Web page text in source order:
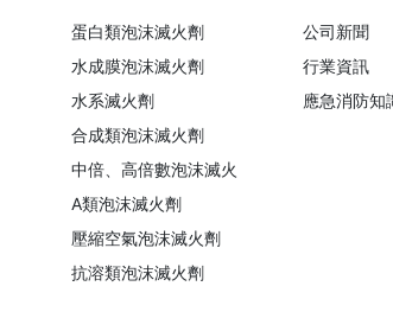
蛋白類泡沫滅火劑
水成膜泡沫滅火劑
水系滅火劑
合成類泡沫滅火劑
中倍、高倍數泡沫滅火
A類泡沫滅火劑
壓縮空氣泡沫滅火劑
抗溶類泡沫滅火劑
公司新聞
行業資訊
應急消防知